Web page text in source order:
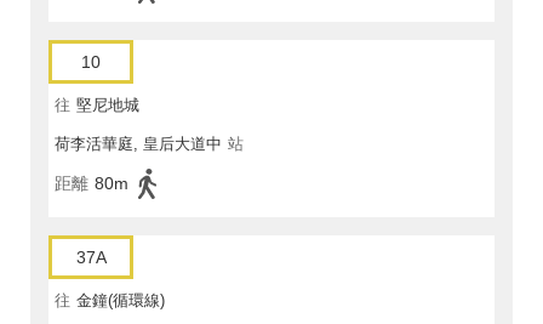
10
往 堅尼地城
荷李活華庭, 皇后大道中 站
距離 80m
37A
往 金鐘(循環線)